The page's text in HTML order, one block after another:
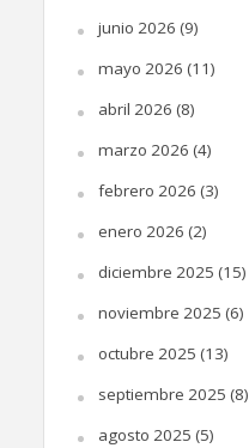
junio 2026 (9)
mayo 2026 (11)
abril 2026 (8)
marzo 2026 (4)
febrero 2026 (3)
enero 2026 (2)
diciembre 2025 (15)
noviembre 2025 (6)
octubre 2025 (13)
septiembre 2025 (8)
agosto 2025 (5)